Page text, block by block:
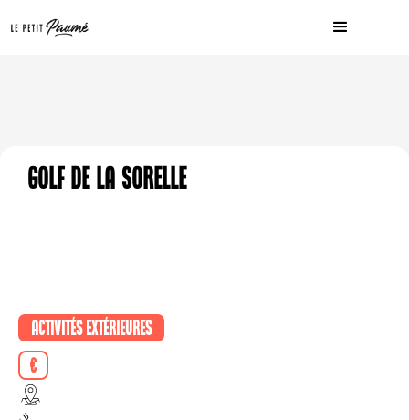
Golf de la Sorelle
Activités extérieures
€